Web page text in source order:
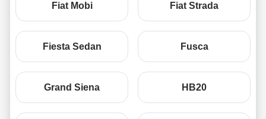
Fiat Mobi Fiat Strada
Fiesta Sedan Fusca
Grand Siena HB20